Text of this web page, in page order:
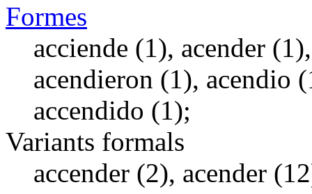
Formes
acciende (1), acender
acendieron (1), acendio
accendido (1);
Variants formals
accender (2), acender